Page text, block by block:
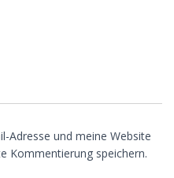
Adresse und meine Website
Kommentierung speichern.